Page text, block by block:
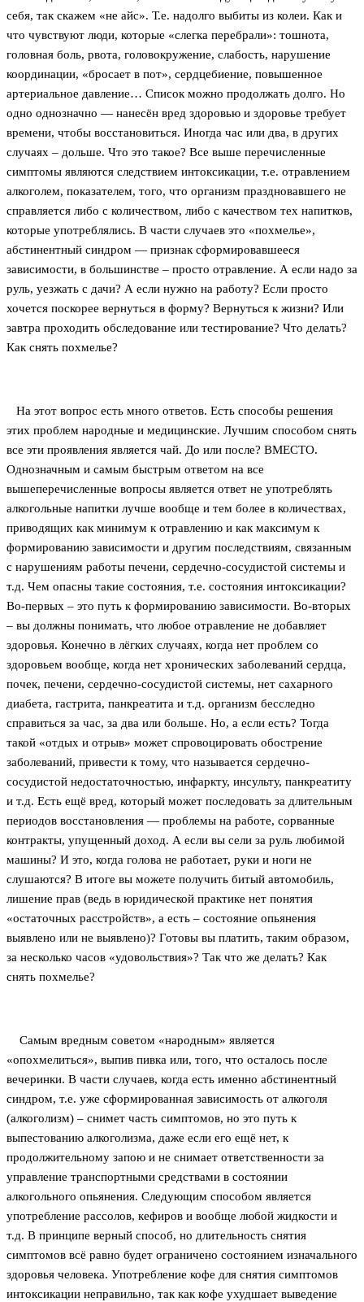
себя, так скажем «не айс». Т.е. надолго выбиты из колеи. Как и
что чувствуют люди, которые «слегка перебрали»: тошнота,
головная боль, рвота, головокружение, слабость, нарушение
координации, «бросает в пот», сердцебиение, повышенное
артериальное давление… Список можно продолжать долго. Но
одно однозначно — нанесён вред здоровью и здоровье требует
времени, чтобы восстановиться. Иногда час или два, в других
случаях – дольше. Что это такое? Все выше перечисленные
симптомы являются следствием интоксикации, т.е. отравлением
алкоголем, показателем, того, что организм праздновавшего не
справляется либо с количеством, либо с качеством тех напитков,
которые употреблялись. В части случаев это «похмелье»,
абстинентный синдром — признак сформировавшееся
зависимости, в большинстве – просто отравление. А если надо за
руль, уезжать с дачи? А если нужно на работу? Если просто
хочется поскорее вернуться в форму? Вернуться к жизни? Или
завтра проходить обследование или тестирование? Что делать?
Как снять похмелье?
На этот вопрос есть много ответов. Есть способы решения
этих проблем народные и медицинские. Лучшим способом снять
все эти проявления является чай. До или после? ВМЕСТО.
Однозначным и самым быстрым ответом на все
вышеперечисленные вопросы является ответ не употреблять
алкогольные напитки лучше вообще и тем более в количествах,
приводящих как минимум к отравлению и как максимум к
формированию зависимости и другим последствиям, связанным
с нарушениям работы печени, сердечно-сосудистой системы и
т.д. Чем опасны такие состояния, т.е. состояния интоксикации?
Во-первых – это путь к формированию зависимости. Во-вторых
– вы должны понимать, что любое отравление не добавляет
здоровья. Конечно в лёгких случаях, когда нет проблем со
здоровьем вообще, когда нет хронических заболеваний сердца,
почек, печени, сердечно-сосудистой системы, нет сахарного
диабета, гастрита, панкреатита и т.д. организм бесследно
справиться за час, за два или больше. Но, а если есть? Тогда
такой «отдых и отрыв» может спровоцировать обострение
заболеваний, привести к тому, что называется сердечно-
сосудистой недостаточностью, инфаркту, инсульту, панкреатиту
и т.д. Есть ещё вред, который может последовать за длительным
периодов восстановления — проблемы на работе, сорванные
контракты, упущенный доход. А если вы сели за руль любимой
машины? И это, когда голова не работает, руки и ноги не
слушаются? В итоге вы можете получить битый автомобиль,
лишение прав (ведь в юридической практике нет понятия
«остаточных расстройств», а есть – состояние опьянения
выявлено или не выявлено)? Готовы вы платить, таким образом,
за несколько часов «удовольствия»? Так что же делать? Как
снять похмелье?
Самым вредным советом «народным» является
«опохмелиться», выпив пивка или, того, что осталось после
вечеринки. В части случаев, когда есть именно абстинентный
синдром, т.е. уже сформированная зависимость от алкоголя
(алкоголизм) – снимет часть симптомов, но это путь к
выпестованию алкоголизма, даже если его ещё нет, к
продолжительному запою и не снимает ответственности за
управление транспортными средствами в состоянии
алкогольного опьянения. Следующим способом является
употребление рассолов, кефиров и вообще любой жидкости и
т.д. В принципе верный способ, но длительность снятия
симптомов всё равно будет ограничено состоянием изначального
здоровья человека. Употребление кофе для снятия симптомов
интоксикации неправильно, так как кофе ухудшает выведение